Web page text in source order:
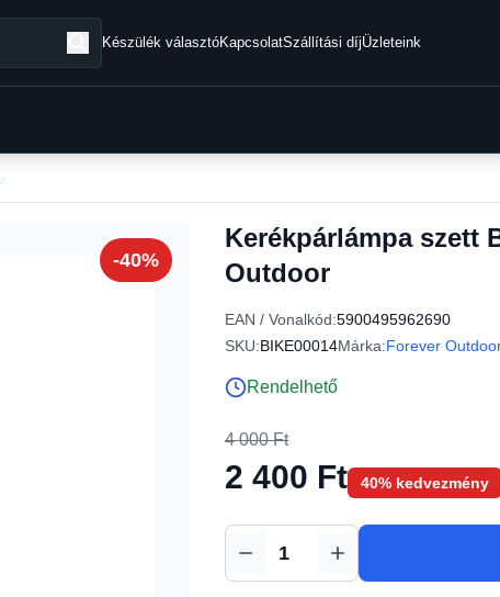
Készülék választóKapcsolatSzállítási díjÜzleteink
-40%
Kerékpárlámpa szett
Outdoor
EAN / Vonalkód:5900495962690
SKU:BIKE00014Márka:Forever
Rendelhető
4 000 Ft
2 400 Ft 40% kedvezmény
Mennyiség